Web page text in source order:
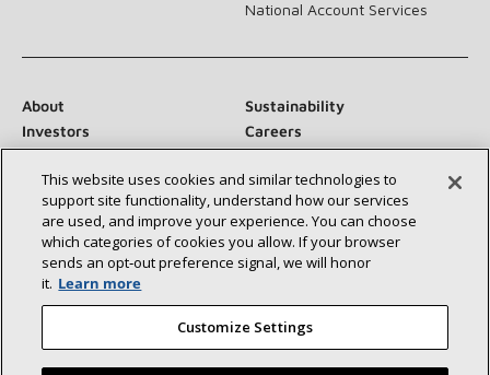
National Account Services
About
Sustainability
Investors
Careers
Suppliers
Contact Us
Newsroom
Conéctese con nosotros:
This website uses cookies and similar technologies to
support site functionality, understand how our services
are used, and improve your experience. You can choose
which categories of cookies you allow. If your browser
sends an opt‑out preference signal, we will honor
it. Learn more
Customize Settings